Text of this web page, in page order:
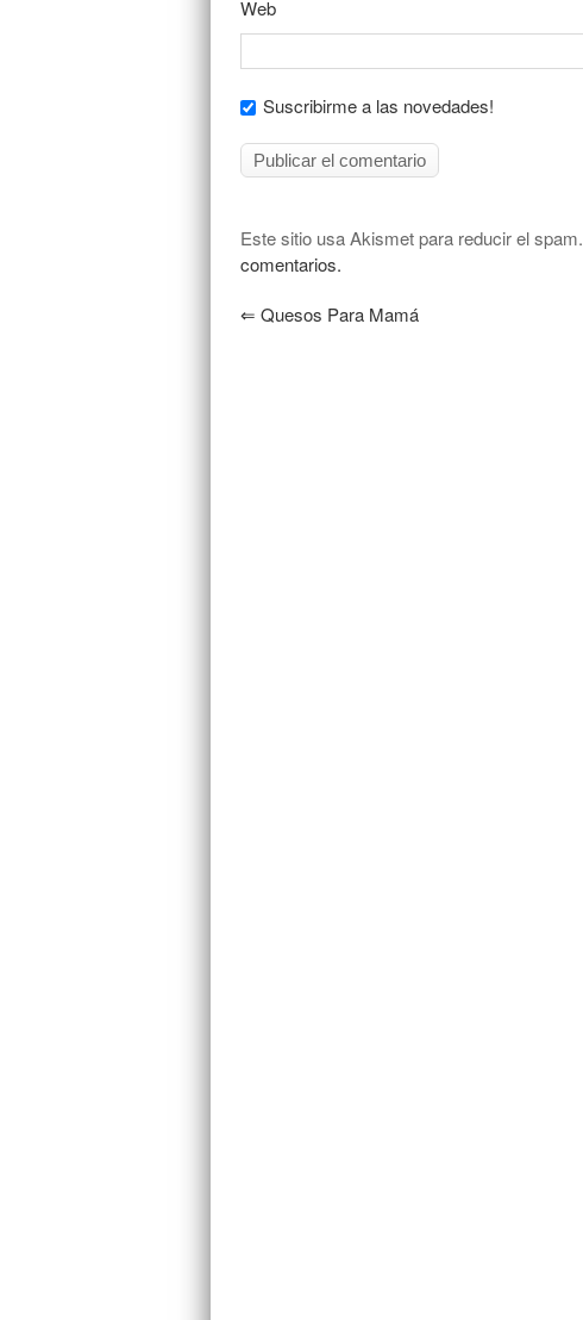
Web
Suscribirme a las novedades!
Este sitio usa Akismet para reducir el spam.
comentarios.
⇐ Quesos Para Mamá